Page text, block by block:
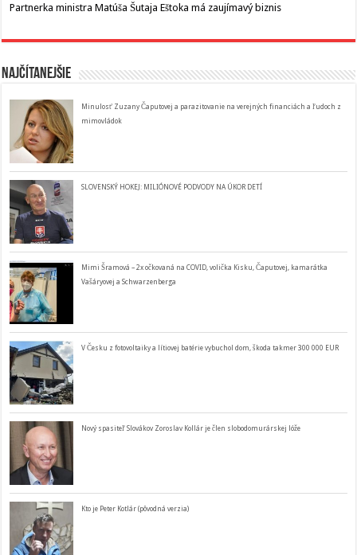
Partnerka ministra Matúša Šutaja Eštoka má zaujímavý biznis
Najčítanejšie
Minulosť Zuzany Čaputovej a parazitovanie na verejných financiách a ľudoch z
mimovládok
SLOVENSKÝ HOKEJ: MILIÓNOVÉ PODVODY NA ÚKOR DETÍ
Mimi Šramová – 2x očkovaná na COVID, volička Kisku, Čaputovej, kamarátka
Vašáryovej a Schwarzenberga
V Česku z fotovoltaiky a lítiovej batérie vybuchol dom, škoda takmer 300 000 EUR
Nový spasiteľ Slovákov Zoroslav Kollár je člen slobodomurárskej lóže
Kto je Peter Kotlár (pôvodná verzia)